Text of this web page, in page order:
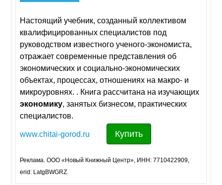
Настоящий учебник, созданный коллективом
квалифицированных специалистов под
руководством известного ученого-экономиста,
отражает современные представления об
экономических и социально-экономических
объектах, процессах, отношениях на макро- и
микроуровнях. . Книга рассчитана на изучающих
экономику, занятых бизнесом, практических
специалистов.
www.chitai-gorod.ru Купить
Реклама. ООО «Новый Книжный Центр», ИНН: 7710422909,
erid: LatgBWGRZ.